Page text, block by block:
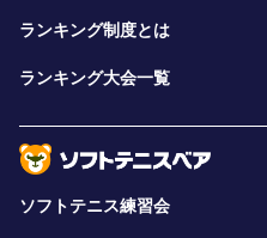
ランキング制度とは
ランキング大会一覧
ソフトテニス練習会